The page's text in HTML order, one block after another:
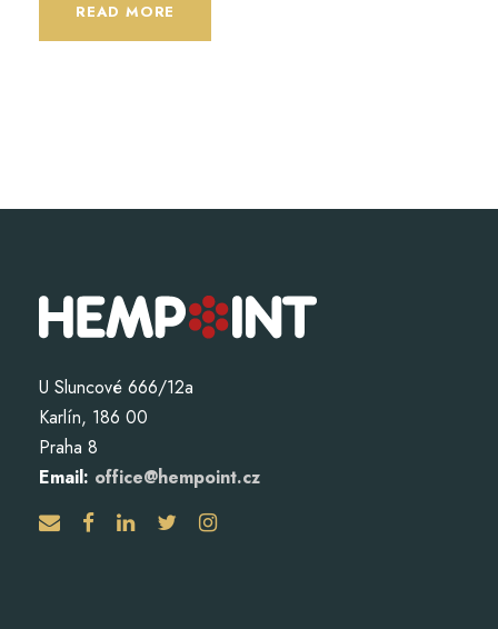
READ MORE
U Sluncové 666/12a
Karlín, 186 00
Praha 8
Email: office@hempoint.cz